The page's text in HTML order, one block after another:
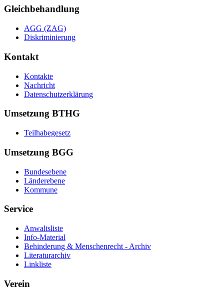
Gleichbehandlung
AGG (ZAG)
Diskriminierung
Kontakt
Kontakte
Nachricht
Datenschutzerklärung
Umsetzung BTHG
Teilhabegesetz
Umsetzung BGG
Bundesebene
Länderebene
Kommune
Service
Anwaltsliste
Info-Material
Behinderung & Menschenrecht - Archiv
Literaturarchiv
Linkliste
Verein